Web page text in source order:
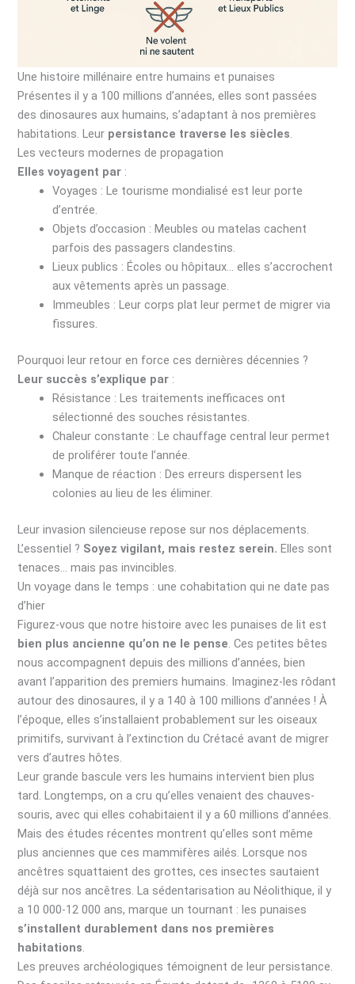
Une histoire millénaire entre humains et punaises
Présentes il y a 100 millions d’années, elles sont passées
des dinosaures aux humains, s’adaptant à nos premières
habitations. Leur persistance traverse les siècles.
Les vecteurs modernes de propagation
Elles voyagent par :
Voyages : Le tourisme mondialisé est leur porte
d’entrée.
Objets d’occasion : Meubles ou matelas cachent
parfois des passagers clandestins.
Lieux publics : Écoles ou hôpitaux… elles s’accrochent
aux vêtements après un passage.
Immeubles : Leur corps plat leur permet de migrer via
fissures.
Pourquoi leur retour en force ces dernières décennies ?
Leur succès s’explique par :
Résistance : Les traitements inefficaces ont
sélectionné des souches résistantes.
Chaleur constante : Le chauffage central leur permet
de proliférer toute l’année.
Manque de réaction : Des erreurs dispersent les
colonies au lieu de les éliminer.
Leur invasion silencieuse repose sur nos déplacements.
L’essentiel ? Soyez vigilant, mais restez serein. Elles sont
tenaces… mais pas invincibles.
Un voyage dans le temps : une cohabitation qui ne date pas
d’hier
Figurez-vous que notre histoire avec les punaises de lit est
bien plus ancienne qu’on ne le pense. Ces petites bêtes
nous accompagnent depuis des millions d’années, bien
avant l’apparition des premiers humains. Imaginez-les rôdant
autour des dinosaures, il y a 140 à 100 millions d’années ! À
l’époque, elles s’installaient probablement sur les oiseaux
primitifs, survivant à l’extinction du Crétacé avant de migrer
vers d’autres hôtes.
Leur grande bascule vers les humains intervient bien plus
tard. Longtemps, on a cru qu’elles venaient des chauves-
souris, avec qui elles cohabitaient il y a 60 millions d’années.
Mais des études récentes montrent qu’elles sont même
plus anciennes que ces mammifères ailés. Lorsque nos
ancêtres squattaient des grottes, ces insectes sautaient
déjà sur nos ancêtres. La sédentarisation au Néolithique, il y
a 10 000-12 000 ans, marque un tournant : les punaises
s’installent durablement dans nos premières
habitations.
Les preuves archéologiques témoignent de leur persistance.